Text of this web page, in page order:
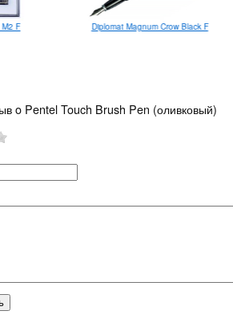
F Diplomat Magnum Crow Black F
o Pentel Touch Brush Pen (оливковый)